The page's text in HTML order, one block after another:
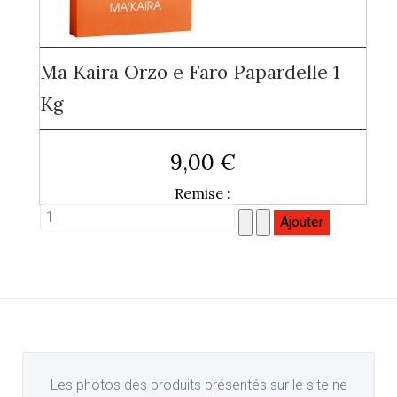
Ma Kaira Orzo e Faro Papardelle 1
Kg
9,00 €
Remise :
Les photos des produits présentés sur le site ne